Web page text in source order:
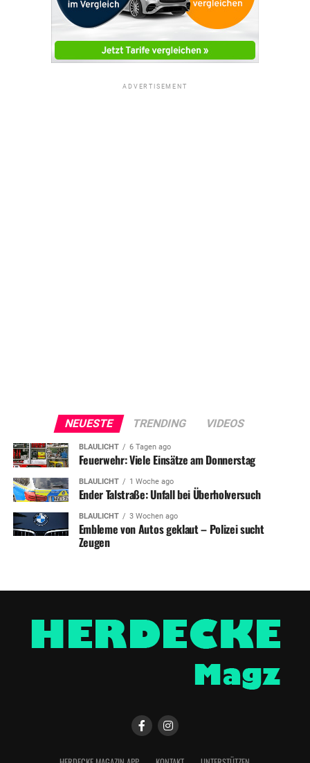
ADVERTISEMENT
NEUESTE TRENDING VIDEOS
BLAULICHT 6 Tagen ago
Feuerwehr: Viele Einsätze am Donnerstag
BLAULICHT 1 Woche ago
Ender Talstraße: Unfall bei Überholversuch
BLAULICHT 3 Wochen ago
Embleme von Autos geklaut – Polizei sucht
Zeugen